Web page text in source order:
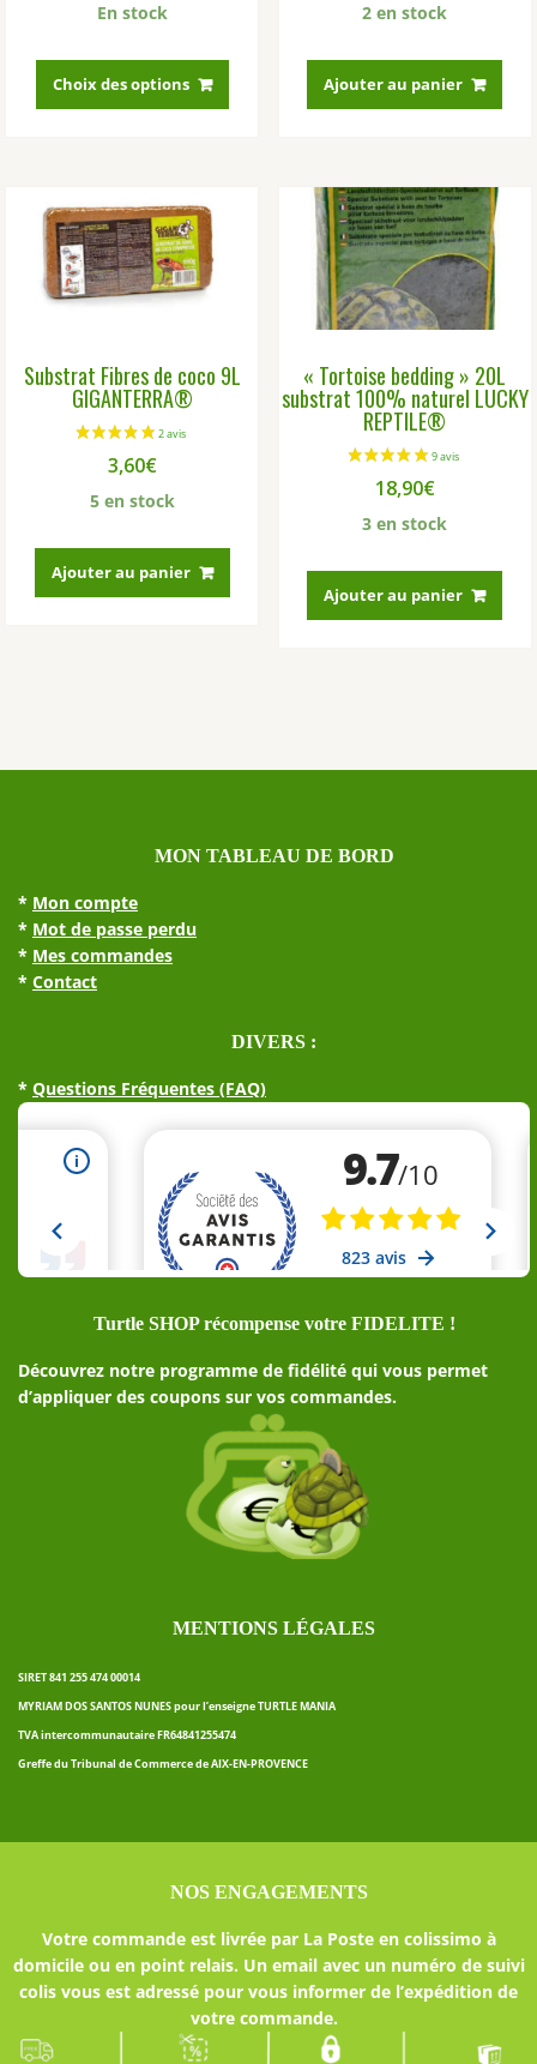
En stock
Choix des options
Ce
a
page
2 en stock
Ajouter au panier
Substrat Fibres de coco 9L
GIGANTERRA®
3,60€
5 en stock
Ajouter au panier
« Tortoise bedding » 20L
substrat 100% naturel LUCKY
REPTILE®
18,90€
3 en stock
Ajouter au panier
MON TABLEAU DE BORD
* Mon compte
* Mot de passe perdu
* Mes commandes
* Contact
DIVERS :
* Questions Fréquentes (FAQ)
Turtle SHOP récompense votre FIDELITE !
Découvrez notre programme de fidélité qui vous permet
d’appliquer des coupons sur vos commandes.
MENTIONS LÉGALES
SIRET 841 255 474 00014
MYRIAM DOS SANTOS NUNES pour l’enseigne TURTLE MANIA
TVA intercommunautaire FR64841255474
Greffe du Tribunal de Commerce de AIX-EN-PROVENCE
NOS ENGAGEMENTS
Votre commande est livrée par La Poste en colissimo à
domicile ou en point relais. Un email avec un numéro de suivi
colis vous est adressé pour vous informer de l’expédition de
votre commande.